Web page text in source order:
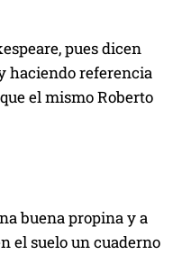
pues dicen
haciendo referencia
el mismo Roberto
buena propina y a
el suelo un cuaderno